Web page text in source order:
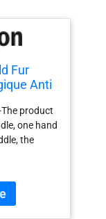
Fur
Anti
2
Chien)
product
one hand
the
the
pull out
sweep the